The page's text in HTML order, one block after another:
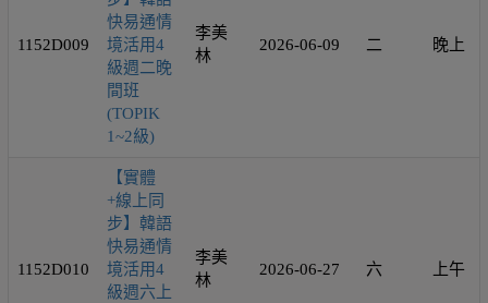
1152D009
快易通情
境活用4
級週二晚
間班
(TOPIK
1~2級)
李美
林
2026-06-09 二 晚上
1152D010
【實體
+線上同
步】韓語
快易通情
境活用4
級週六上
李美
林
2026-06-27 六 上午